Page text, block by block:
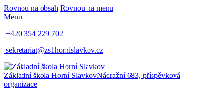
Rovnou na obsah Rovnou na menu
Menu
+420 354 229 702
sekretariat@zs1hornislavkov.cz
Základní škola Horní SlavkovNádražní 683, příspěvková
organizace